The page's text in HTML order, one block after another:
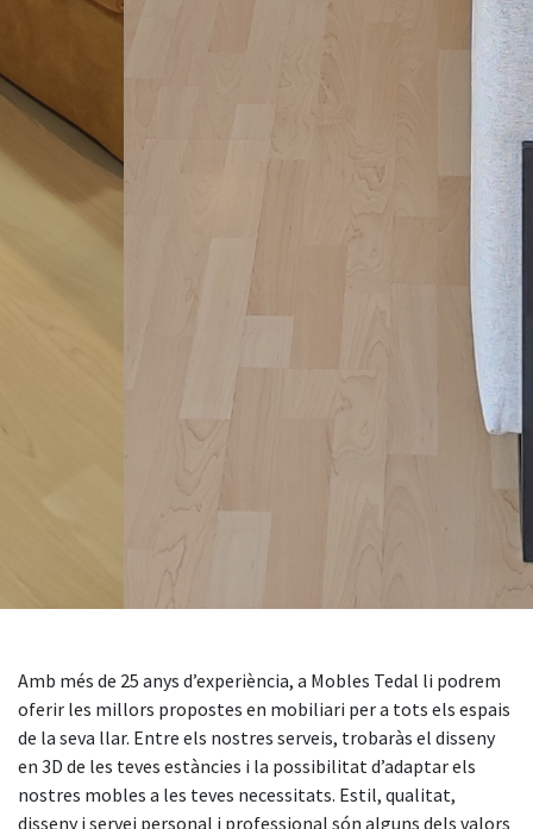
Amb més de 25 anys d’experiència, a Mobles Tedal li podrem
oferir les millors propostes en mobiliari per a tots els espais
de la seva llar. Entre els nostres serveis, trobaràs el disseny
en 3D de les teves estàncies i la possibilitat d’adaptar els
nostres mobles a les teves necessitats. Estil, qualitat,
disseny i servei personal i professional són alguns dels valors